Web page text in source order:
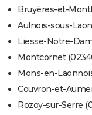
Bruyères-et-
Aulnois-sous-
Liesse-Notre-
Montcornet
Mons-en-
Couvron-et-
Rozoy-sur-Serre